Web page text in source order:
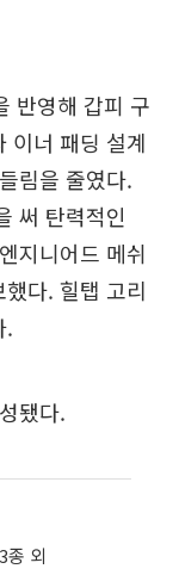
반영해 갑피 구
이너 패딩 설계
림을 줄였다.
써 탄력적인
지니어드 메쉬
다. 힐탭 고리
.
됐다.
종 외